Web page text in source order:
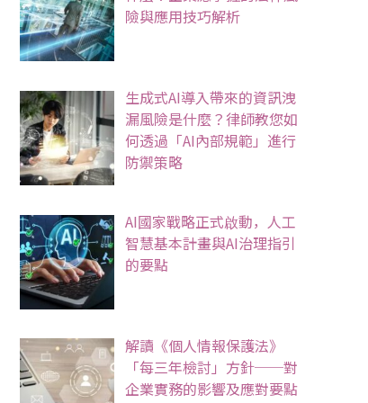
險與應用技巧解析
生成式AI導入帶來的資訊洩
漏風險是什麼？律師教您如
何透過「AI內部規範」進行
防禦策略
AI國家戰略正式啟動，人工
智慧基本計畫與AI治理指引
的要點
解讀《個人情報保護法》
「每三年檢討」方針──對
企業實務的影響及應對要點